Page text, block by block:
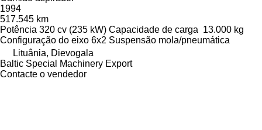
1994
517.545 km
Potência 320 cv (235 kW) Capacidade de carga 13.000 kg
Configuração do eixo 6x2 Suspensão mola/pneumática
Lituânia, Dievogala
Baltic Special Machinery Export
Contacte o vendedor